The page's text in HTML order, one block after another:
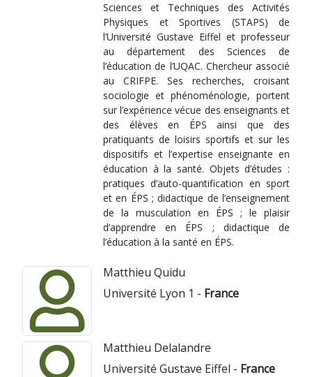
Sciences et Techniques des Activités
Physiques et Sportives (STAPS) de
l’Université Gustave Eiffel et professeur
au département des Sciences de
l’éducation de l’UQAC. Chercheur associé
au CRIFPE. Ses recherches, croisant
sociologie et phénoménologie, portent
sur l’expérience vécue des enseignants et
des élèves en ÉPS ainsi que des
pratiquants de loisirs sportifs et sur les
dispositifs et l’expertise enseignante en
éducation à la santé. Objets d’études :
pratiques d’auto-quantification en sport
et en ÉPS ; didactique de l’enseignement
de la musculation en ÉPS ; le plaisir
d’apprendre en ÉPS ; didactique de
l’éducation à la santé en ÉPS.
Matthieu Quidu
Université Lyon 1 - France
Matthieu Delalandre
Université Gustave Eiffel - France